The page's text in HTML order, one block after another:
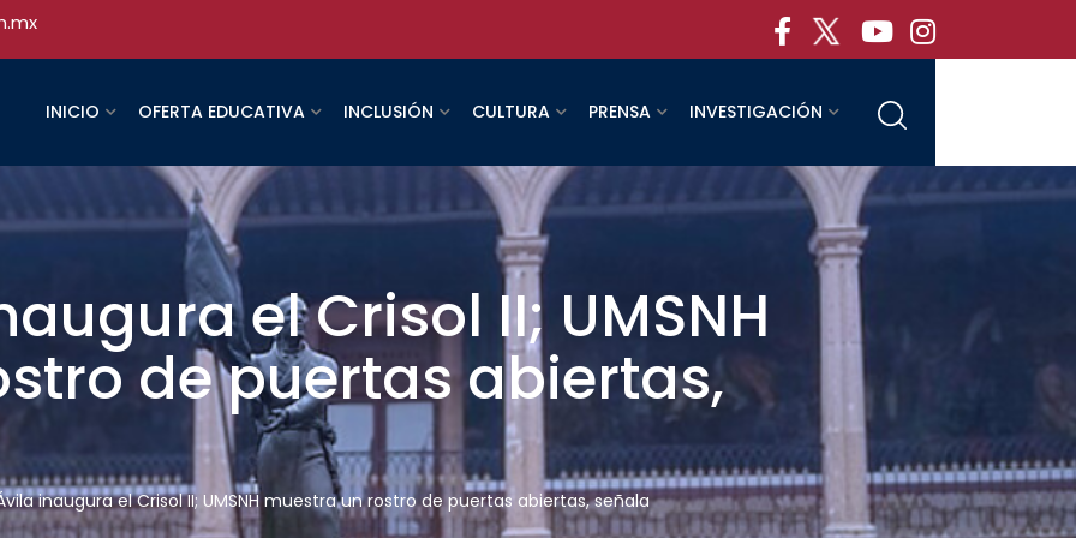
INICIO OFERTA EDUCATIVA INCLUSIÓN CULTURA PRENSA INVESTIGACIÓN
el Crisol II; UMSNH
de puertas abiertas,
inaugura el Crisol II; UMSNH muestra un rostro de puertas abiertas, señala